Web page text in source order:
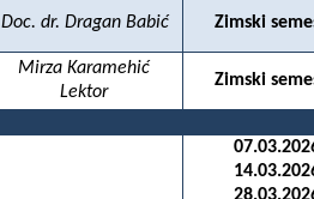
Doc. dr. Dragan Babić Zimski
Mirza Karamehić
Lektor
Zimski